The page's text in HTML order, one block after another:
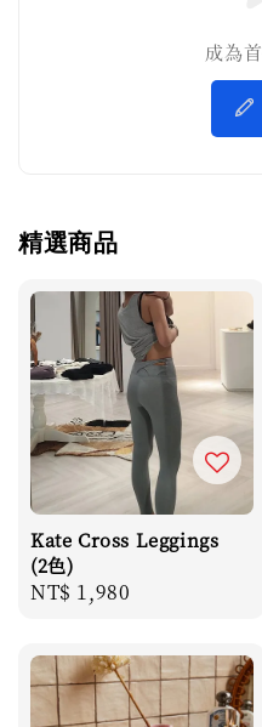
成為
精選商品
Kate Cross Leggings
(2色)
Regular
NT$ 1,980